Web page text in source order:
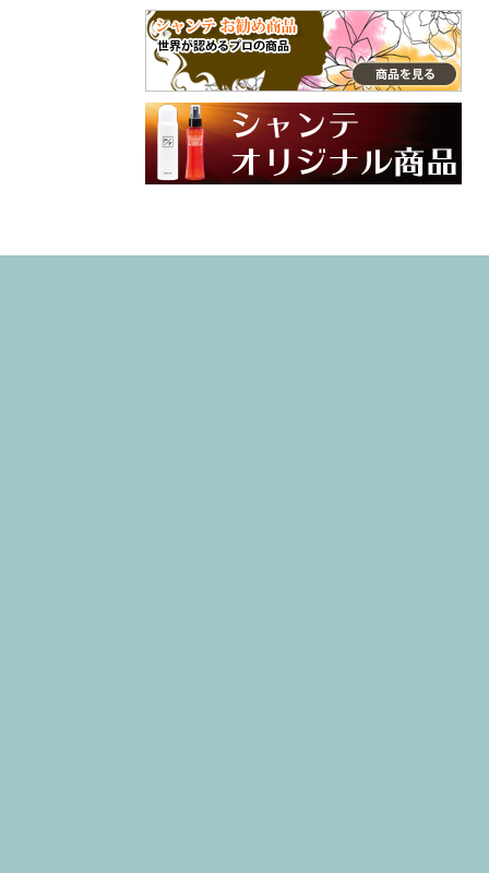
うございます♡ 大
切なご家族との毎
日にラプナットを
取り入れていただ
けてとても嬉しい
です✨ やさしい使
い心地や自然な香
りを感じていただ
けたら幸いです。
けしていきます🌼
くれます😄 普段使
ってるクリームと
違った手肌フォー
ム、是非、試して
グラム @syante.o
nline 商品サイト h
ttps://www.syante-
#プロテクトフォ